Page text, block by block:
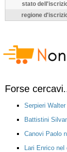
stato
regione
Forse
Serpieri
Battistini
Canovi Paolo
Lari Enrico